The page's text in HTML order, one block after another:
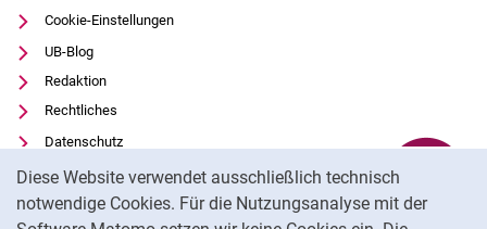
Diese Website verwendet ausschließlich technisch
notwendige Cookies. Für die Nutzungsanalyse mit der
Cookie-Einstellungen
UB-Blog
Redaktion
Rechtliches
Datenschutz
Barrierefreiheit
Transparenter KI-Einsatz